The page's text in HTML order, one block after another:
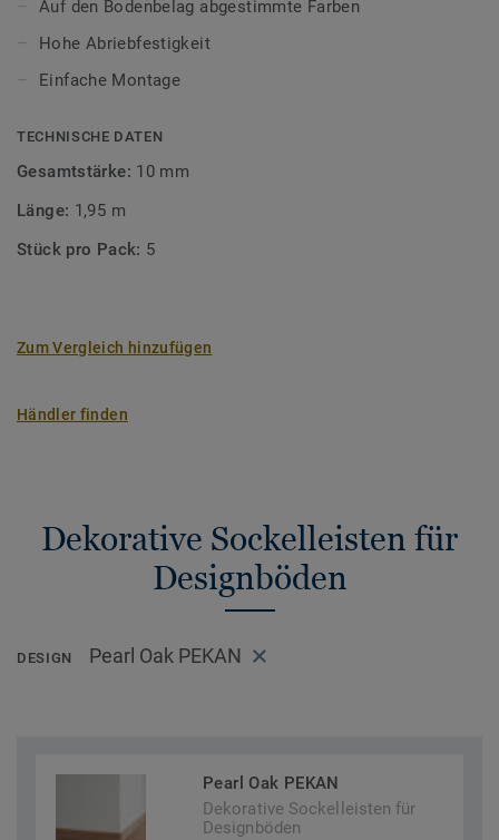
Auf den Bodenbelag abgestimmte Farben
Hohe Abriebfestigkeit
Einfache Montage
TECHNISCHE DATEN
Gesamtstärke: 10 mm
Länge: 1,95 m
Stück pro Pack: 5
Zum Vergleich hinzufügen
Händler finden
Dekorative Sockelleisten für
Designböden
DESIGN Pearl Oak PEKAN
Pearl Oak PEKAN
Dekorative Sockelleisten für
Designböden